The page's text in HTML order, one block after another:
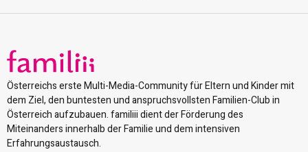
Österreichs erste Multi-Media-Community für Eltern und Kinder mit
dem Ziel, den buntesten und anspruchsvollsten Familien-Club in
Österreich aufzubauen. familiii dient der Förderung des
Miteinanders innerhalb der Familie und dem intensiven
Erfahrungsaustausch.